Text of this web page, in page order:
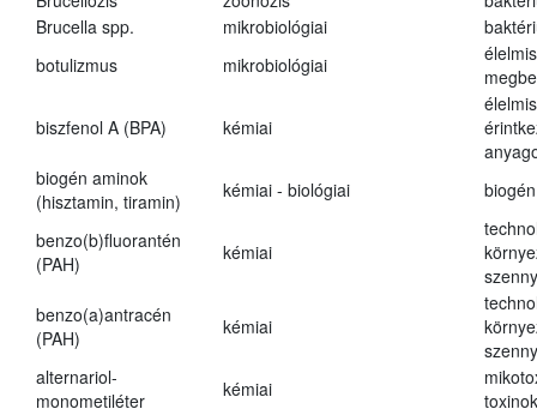
Brucella spp.
mikrobiológiai
botulizmus
mikrobiológiai
biszfenol A (BPA) kémiai
biogén aminok
(hisztamin, tiramin)
kémiai - biológiai
benzo(b)fluorantén
(PAH)
kémiai
benzo(a)antracén
(PAH)
kémiai
alternariol-
monometiléter
kémiai
toxinok